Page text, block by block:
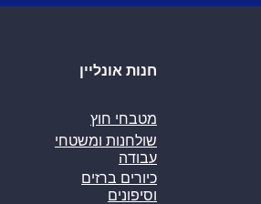
חנות אונליין
מטבחי חוץ
שולחנות ומשטחי
עבודה
כיורים ברזים
וסיפונים